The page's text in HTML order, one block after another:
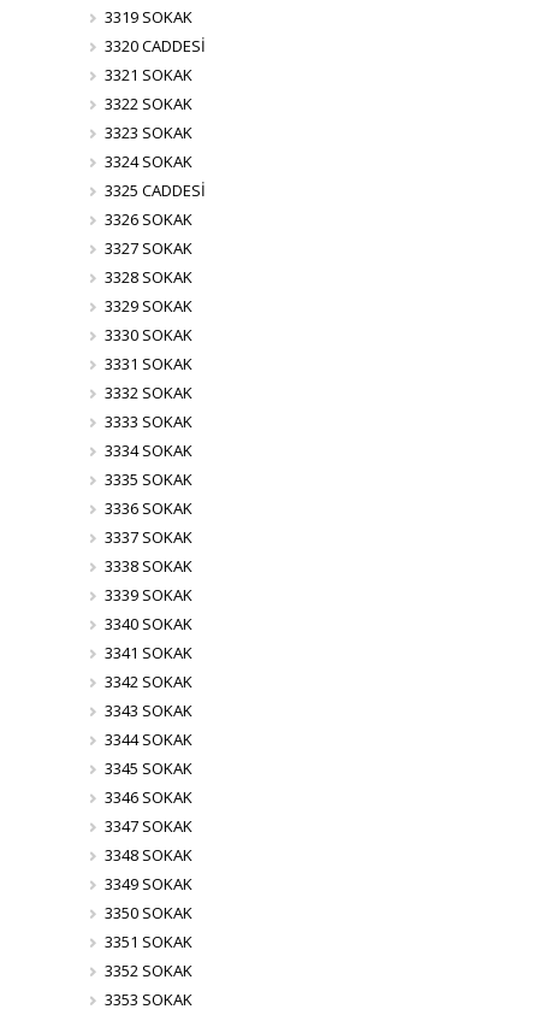
3319 SOKAK
3320 CADDESİ
3321 SOKAK
3322 SOKAK
3323 SOKAK
3324 SOKAK
3325 CADDESİ
3326 SOKAK
3327 SOKAK
3328 SOKAK
3329 SOKAK
3330 SOKAK
3331 SOKAK
3332 SOKAK
3333 SOKAK
3334 SOKAK
3335 SOKAK
3336 SOKAK
3337 SOKAK
3338 SOKAK
3339 SOKAK
3340 SOKAK
3341 SOKAK
3342 SOKAK
3343 SOKAK
3344 SOKAK
3345 SOKAK
3346 SOKAK
3347 SOKAK
3348 SOKAK
3349 SOKAK
3350 SOKAK
3351 SOKAK
3352 SOKAK
3353 SOKAK